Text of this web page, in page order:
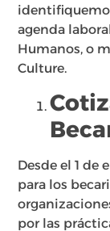
agenda
Humanos, o
Culture.
Desde el 1 de
para los
por las